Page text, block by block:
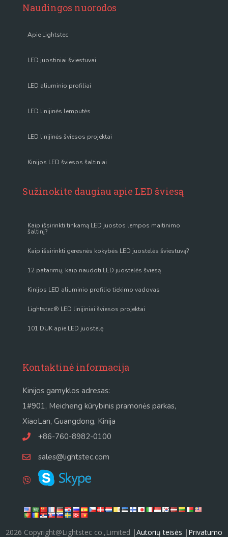
Naudingos nuorodos
Apie Lightstec
LED juostiniai šviestuvai
LED aliuminio profiliai
LED linijinės lemputės
LED linijinės šviesos projektai
Kinijos LED šviesos šaltiniai
Sužinokite daugiau apie LED šviesą
Kaip išsirinkti tinkamą LED juostos lempos maitinimo
šaltinį?
Kaip išsirinkti geresnės kokybės LED juostelės šviestuvą?
12 patarimų, kaip naudoti LED juostelės šviesą
Kinijos LED aliuminio profilio tiekimo vadovas
Lightstec® LED linijiniai šviesos projektai
101 DUK apie LED juostelę
Kontaktinė informacija
Kinijos gamyklos adresas:
1#901, Meicheng kūrybinis pramonės parkas,
XiaoLan, Guangdong, Kinija
+86-760-8982-0100
sales@lightstec.com
2026 Copyright@Lightstec co.,Limited |Autorių teisės | Privatumo